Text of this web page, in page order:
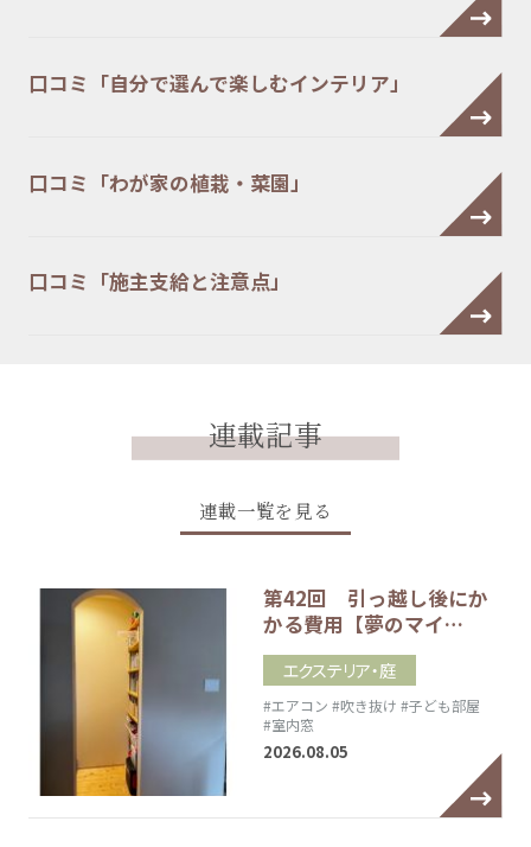
口コミ「自分で選んで楽しむインテリア」
口コミ「わが家の植栽・菜園」
口コミ「施主支給と注意点」
連載記事
連載一覧を見る
第42回 引っ越し後にか
かる費用【夢のマイ…
エクステリア・庭
#エアコン #吹き抜け #子ども部屋
#室内窓
2026.08.05